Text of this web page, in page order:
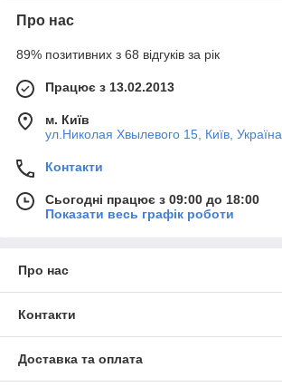
Про нас
89% позитивних з 68 відгуків за рік
Працює з 13.02.2013
м. Київ
ул.Николая Хвылевого 15, Київ, Україна
Контакти
Сьогодні працює з 09:00 до 18:00
Показати весь графік роботи
Про нас
Контакти
Доставка та оплата